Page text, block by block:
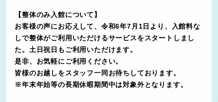
【整体のみ入館について】
お客様の声にお応えして、令和6年7月1日より、入館料な
しで整体がご利用いただけるサービスをスタートしまし
た。土日祝日もご利用いただけます。
是非、お気軽にご利用ください。
皆様のお越しをスタッフ一同お待ちしております。
※年末年始等の長期休暇期間中は対象外となります。